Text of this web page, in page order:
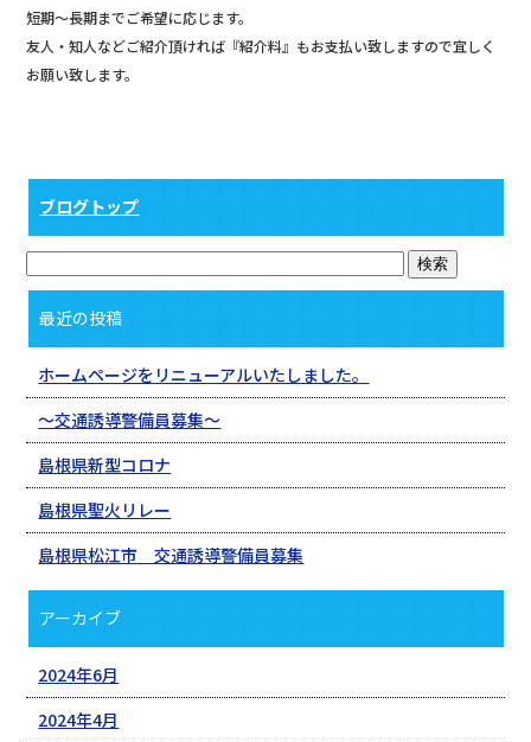
短期～長期までご希望に応じます。
友人・知人などご紹介頂ければ『紹介料』もお支払い致しますので宜しく
お願い致します。
ブログトップ
最近の投稿
ホームページをリニューアルいたしました。
〜交通誘導警備員募集〜
島根県新型コロナ
島根県聖火リレー
島根県松江市 交通誘導警備員募集
アーカイブ
2024年6月
2024年4月